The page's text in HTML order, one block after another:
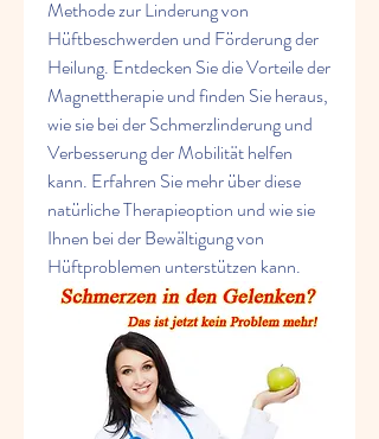
Methode zur Linderung von
Hüftbeschwerden und Förderung der
Heilung. Entdecken Sie die Vorteile der
Magnettherapie und finden Sie heraus,
wie sie bei der Schmerzlinderung und
Verbesserung der Mobilität helfen
kann. Erfahren Sie mehr über diese
natürliche Therapieoption und wie sie
Ihnen bei der Bewältigung von
Hüftproblemen unterstützen kann.